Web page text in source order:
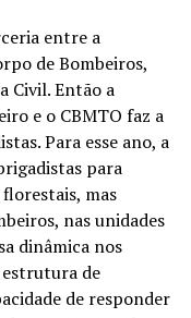
entre a
de Bombeiros,
Civil. Então a
e o CBMTO faz a
Para esse ano, a
para
mas
nas unidades
dinâmica nos
de
de responder